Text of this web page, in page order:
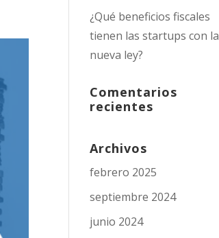
¿Qué beneficios fiscales
tienen las startups con la
nueva ley?
Comentarios
recientes
Archivos
febrero 2025
septiembre 2024
junio 2024